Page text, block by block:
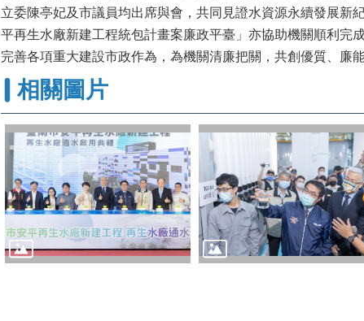
立委陳亭妃及市議員均出席與會，共同見證水資源永續發展新
平再生水廠新建工程統包計畫案廉政平臺」亦協助機關順利完
完善各項重大建設市政作為，為機關清廉把關，共創優質、廉能
相關圖片